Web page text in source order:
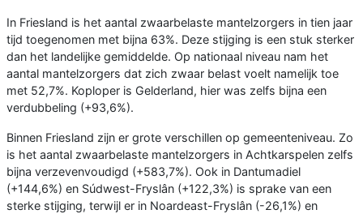
In Friesland is het aantal zwaarbelaste mantelzorgers in tien jaar
tijd toegenomen met bijna 63%. Deze stijging is een stuk sterker
dan het landelijke gemiddelde. Op nationaal niveau nam het
aantal mantelzorgers dat zich zwaar belast voelt namelijk toe
met 52,7%. Koploper is Gelderland, hier was zelfs bijna een
verdubbeling (+93,6%).
Binnen Friesland zijn er grote verschillen op gemeenteniveau. Zo
is het aantal zwaarbelaste mantelzorgers in Achtkarspelen zelfs
bijna verzevenvoudigd (+583,7%). Ook in Dantumadiel
(+144,6%) en Súdwest-Fryslân (+122,3%) is sprake van een
sterke stijging, terwijl er in Noardeast-Fryslân (-26,1%) en